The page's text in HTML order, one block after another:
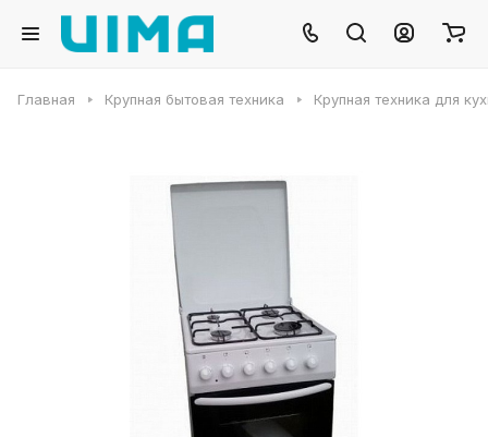
Главная Крупная бытовая техника Крупная техника для